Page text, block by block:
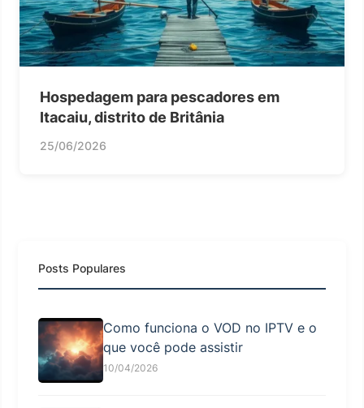
Hospedagem para pescadores em
Itacaiu, distrito de Britânia
25/06/2026
Posts Populares
Como funciona o VOD no IPTV e o
que você pode assistir
10/04/2026